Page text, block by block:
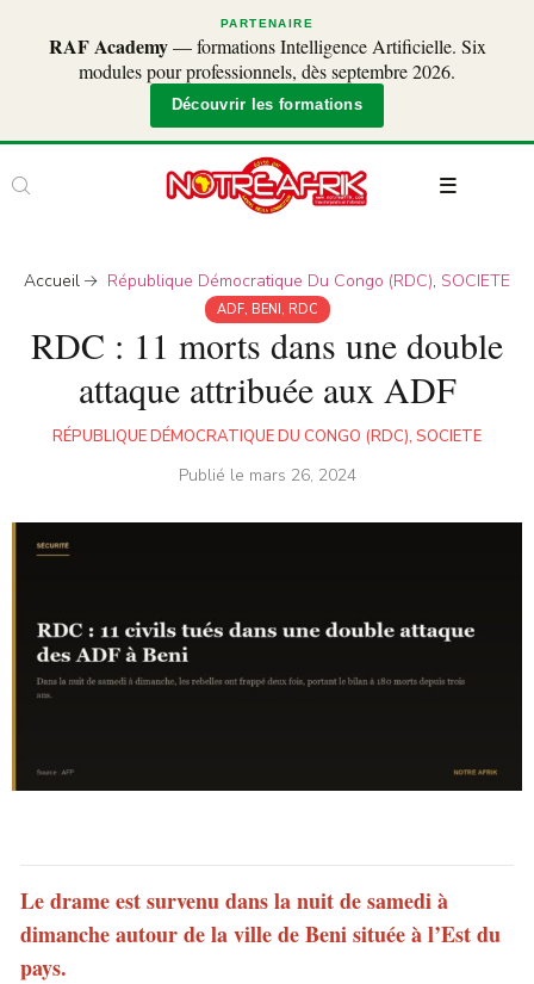
PARTENAIRE
RAF Academy— formations Intelligence Artificielle. Six
modules pour professionnels, dès septembre 2026.
Découvrir les formations
Accueil République Démocratique Du Congo (RDC), SOCIETE
ADF, BENI, RDC
RDC : 11 morts dans une double
attaque attribuée aux ADF
RÉPUBLIQUE DÉMOCRATIQUE DU CONGO (RDC), SOCIETE
Publié le mars 26, 2024
Le drame est survenu dans la nuit de samedi à
dimanche autour de la ville de Beni située à l’Est du
pays.